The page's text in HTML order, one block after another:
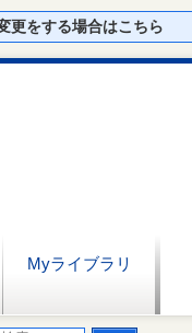
更をする場合はこちら
Myライブラリ